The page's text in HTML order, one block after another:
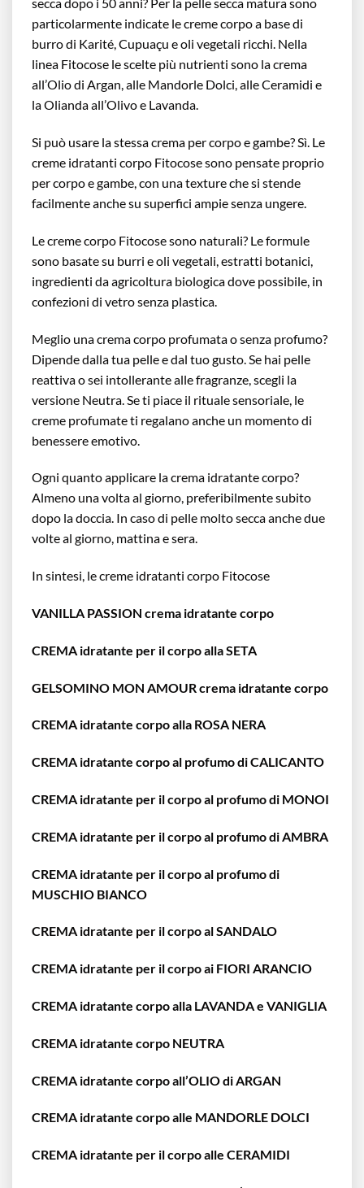
particolarmente indicate le creme corpo a base di
burro di Karité, Cupuaçu e oli vegetali ricchi. Nella
linea Fitocose le scelte più nutrienti sono la crema
all’Olio di Argan, alle Mandorle Dolci, alle Ceramidi e
la Olianda all’Olivo e Lavanda.
Si può usare la stessa crema per corpo e gambe? Sì. Le
creme idratanti corpo Fitocose sono pensate proprio
per corpo e gambe, con una texture che si stende
facilmente anche su superfici ampie senza ungere.
Le creme corpo Fitocose sono naturali? Le formule
sono basate su burri e oli vegetali, estratti botanici,
ingredienti da agricoltura biologica dove possibile, in
confezioni di vetro senza plastica.
Meglio una crema corpo profumata o senza profumo?
Dipende dalla tua pelle e dal tuo gusto. Se hai pelle
reattiva o sei intollerante alle fragranze, scegli la
versione Neutra. Se ti piace il rituale sensoriale, le
creme profumate ti regalano anche un momento di
benessere emotivo.
Ogni quanto applicare la crema idratante corpo?
Almeno una volta al giorno, preferibilmente subito
dopo la doccia. In caso di pelle molto secca anche due
volte al giorno, mattina e sera.
In sintesi, le creme idratanti corpo Fitocose
VANILLA PASSION crema idratante corpo
CREMA idratante per il corpo alla SETA
GELSOMINO MON AMOUR crema idratante corpo
CREMA idratante corpo alla ROSA NERA
CREMA idratante corpo al profumo di CALICANTO
CREMA idratante per il corpo al profumo di MONOI
CREMA idratante per il corpo al profumo di AMBRA
CREMA idratante per il corpo al profumo di
MUSCHIO BIANCO
CREMA idratante per il corpo al SANDALO
CREMA idratante per il corpo ai FIORI ARANCIO
CREMA idratante corpo alla LAVANDA e VANIGLIA
CREMA idratante corpo NEUTRA
CREMA idratante corpo all’OLIO di ARGAN
CREMA idratante corpo alle MANDORLE DOLCI
CREMA idratante per il corpo alle CERAMIDI